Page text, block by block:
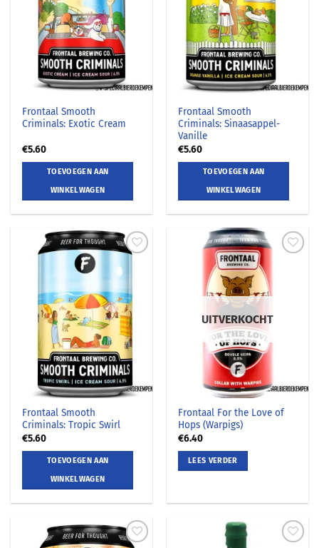
Frontaal Smooth
Criminals: Exotic Cream
€5.60
TOEVOEGEN AAN
WINKELWAGEN
Frontaal Smooth
Criminals: Sinaasappel-
Vanille
€5.60
TOEVOEGEN AAN
WINKELWAGEN
Frontaal Smooth
Criminals: Tropic Swirl
€5.60
TOEVOEGEN AAN
WINKELWAGEN
UITVERKOCHT
Frontaal For the Love of
Hops (Warpigs)
€6.40
LEES VERDER